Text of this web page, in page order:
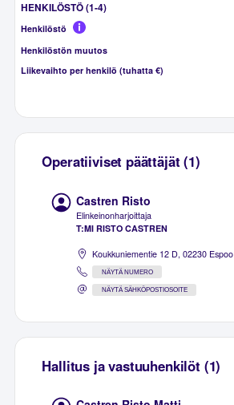
HENKILÖSTÖ (1-4)
Henkilöstö
Henkilöstön muutos
Liikevaihto per henkilö (tuhatta €)
Operatiiviset päättäjät (1)
Castren Risto
Elinkeinonharjoittaja
T:MI RISTO CASTREN
Koukkuniementie 12 D, 02230 Espoo
NÄYTÄ NUMERO
NÄYTÄ SÄHKÖPOSTIOSOITE
Hallitus ja vastuuhenkilöt (1)